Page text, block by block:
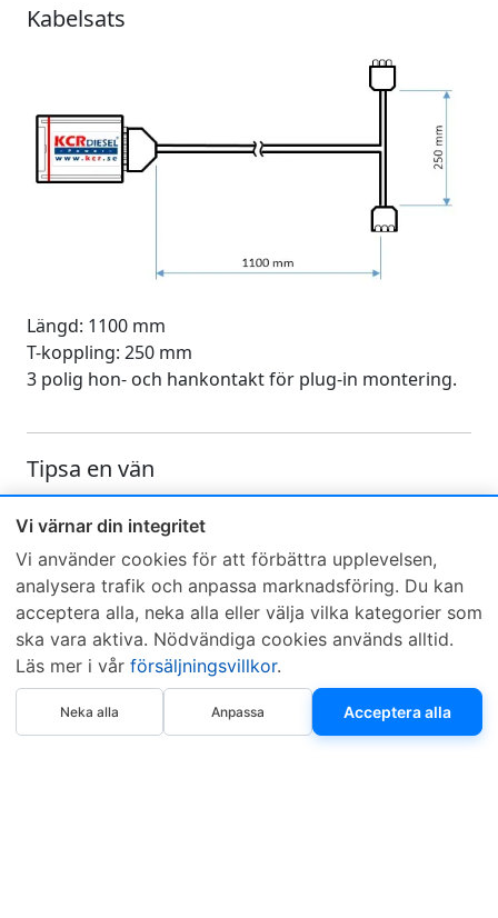
Vi värnar din integritet
Vi använder cookies för att förbättra upplevelsen,
analysera trafik och anpassa marknadsföring. Du kan
acceptera alla, neka alla eller välja vilka kategorier som
ska vara aktiva. Nödvändiga cookies används alltid.
Läs mer i vår försäljningsvillkor.
Neka alla Anpassa Acceptera alla
Köp nu
Kabelsats
Längd: 1100 mm
T-koppling: 250 mm
3 polig hon- och hankontakt för plug-in montering.
Tipsa en vän
Skicka ett e-mail och tipsa en vän om denna produkt
Sveriges mest sålda dieselbox
Kontakta KCR
Om KCR/Garantier
Återförsäljare
Sök KCR-box